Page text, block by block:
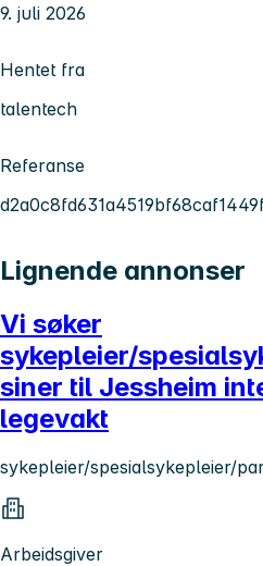
9. juli 2026
Hentet fra
talentech
Referanse
Lignende annonser
Vi søker
sykepleier/
siner til Jessheim
legevakt
sykepleier/spesialsykepleier/
Arbeidsgiver